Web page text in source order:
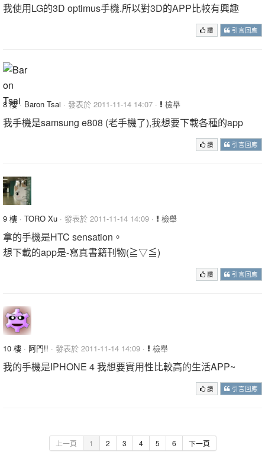
我使用LG的3D optimus手機.所以對3D的APP比較有興趣
讚 引言回應
8 樓· Baron Tsai · 發表於 2011-11-14 14:07 · 檢舉
我手機是samsung e808 (老手機了),我想要下載各種的app
讚 引言回應
9 樓 · TORO Xu · 發表於 2011-11-14 14:09 · 檢舉
拿的手機是HTC sensation。
想下載的app是-寫真書籍刊物(≧▽≦)
讚 引言回應
10 樓 · 阿門!! · 發表於 2011-11-14 14:09 · 檢舉
我的手機是IPHONE 4 我想要實用性比較高的生活APP~
讚 引言回應
上一頁 1 2 3 4 5 6 下一頁